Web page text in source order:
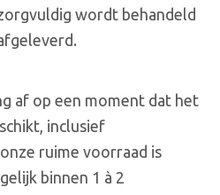
wordt behandeld
af op een moment dat het
inclusief
ruime voorraad is
binnen 1 à 2